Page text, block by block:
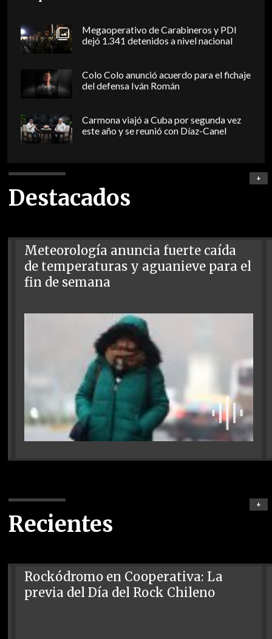
Megaoperativo de Carabineros y PDI
dejó 1.341 detenidos a nivel nacional
Colo Colo anunció acuerdo para el fichaje
del defensa Iván Román
Carmona viajó a Cuba por segunda vez
este año y se reunió con Díaz-Canel
Destacados
+
Meteorología anuncia fuerte caída
de temperaturas y aguanieve para el
fin de semana
Recientes
+
Rockódromo en Cooperativa: La
previa del Día del Rock Chileno